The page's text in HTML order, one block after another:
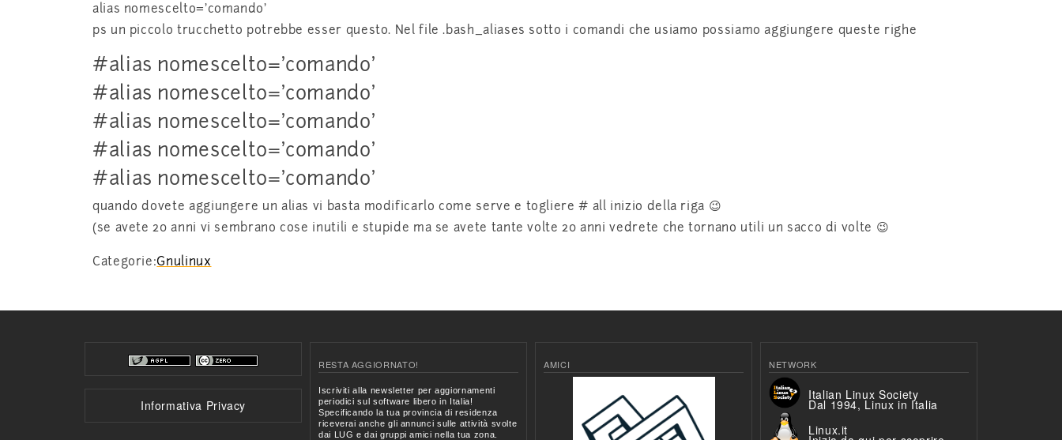
alias nomescelto=’comando’
ps un piccolo trucchetto potrebbe esser questo. Nel file .bash_aliases sotto i comandi che usiamo possiamo aggiungere queste righe
#alias nomescelto=’comando’
#alias nomescelto=’comando’
#alias nomescelto=’comando’
#alias nomescelto=’comando’
#alias nomescelto=’comando’
quando dovete aggiungere un alias vi basta modificarlo come serve e togliere # all inizio della riga 😉
(se avete 20 anni vi sembrano cose inutili e stupide ma se avete tante volte 20 anni vedrete che tornano utili un sacco di volte 😉
Categorie:Gnulinux
Informativa Privacy
RESTA AGGIORNATO! AMICI NETWORK
Italian Linux Society
Dal 1994, Linux in Italia
Linux.it